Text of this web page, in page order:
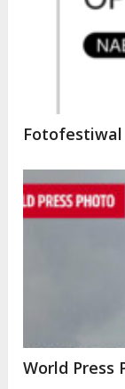
Fotofestiwal
World Press